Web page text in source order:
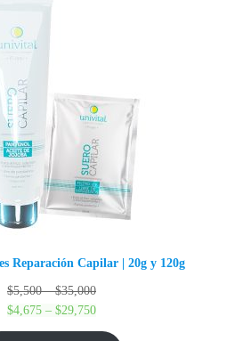
Reparación Capilar | 20g y 120g
$5,500 – $35,000Rango
de
precios:
$4,675 – $29,750Rango
de